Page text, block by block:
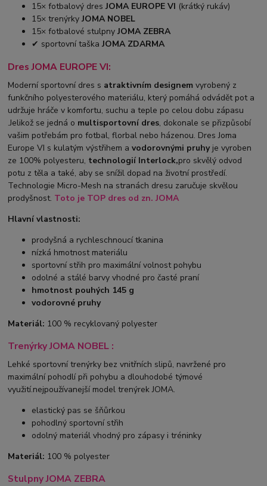
15× fotbalový dresJOMA EUROPE VI (krátký rukáv)
15× trenýrkyJOMA NOBEL
15× fotbalové stulpnyJOMA ZEBRA
✔ sportovní taškaJOMA ZDARMA
Dres JOMA EUROPE VI:
Moderní sportovní dres s atraktivním designem vyrobený z
funkčního polyesterového materiálu, který pomáhá odvádět pot a
udržuje hráče v komfortu, suchu a teple po celou dobu zápasu
.Jelikož se jedná o multisportovní dres, dokonale se přizpůsobí
vašim potřebám pro fotbal, florbal nebo házenou. Dres Joma
Europe VI s kulatým výstřihem a vodorovnými pruhyje vyroben
ze 100% polyesteru, technologií Interlock,pro skvělý odvod
potu z těla a také, aby se snížil dopad na životní prostředí.
Technologie Micro-Mesh na stranách dresu zaručuje skvělou
prodyšnost. Toto je TOP dres od zn. JOMA
Hlavní vlastnosti:
prodyšná a rychleschnoucí tkanina
nízká hmotnost materiálu
sportovní střih pro maximální volnost pohybu
odolné a stálé barvy vhodné pro časté praní
hmotnost pouhých 145 g
vodorovné pruhy
Materiál: 100 % recyklovaný polyester
Trenýrky JOMA NOBEL :
Lehké sportovní trenýrky bez vnitřních slipů, navržené pro
maximální pohodlí při pohybu a dlouhodobé týmové
využití.nejpoužívanejší model trenýrek JOMA.
elastický pas se šňůrkou
pohodlný sportovní střih
odolný materiál vhodný pro zápasy i tréninky
Materiál: 100 % polyester
Stulpny JOMA ZEBRA